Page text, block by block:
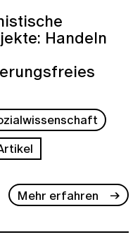
Handeln
Mehr erfahren